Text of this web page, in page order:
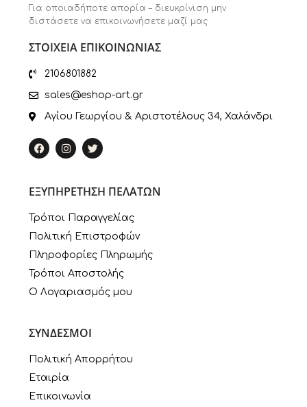
Για οποιαδήποτε απορία – διευκρίνιση μην
διστάσετε να επικοινωνήσετε μαζί μας
ΣΤΟΙΧΕΙΑ ΕΠΙΚΟΙΝΩΝΙΑΣ
2106801882
sales@eshop-art.gr
Αγίου Γεωργίου & Αριστοτέλους 34, Χαλάνδρι
ΕΞΥΠΗΡΕΤΗΣΗ ΠΕΛΑΤΩΝ
Τρόποι Παραγγελίας
Πολιτική Επιστροφών
Πληροφορίες Πληρωμής
Τρόποι Αποστολής
Ο Λογαριασμός μου
ΣΥΝΔΕΣΜΟΙ
Πολιτική Απορρήτου
Εταιρία
Επικοινωνία